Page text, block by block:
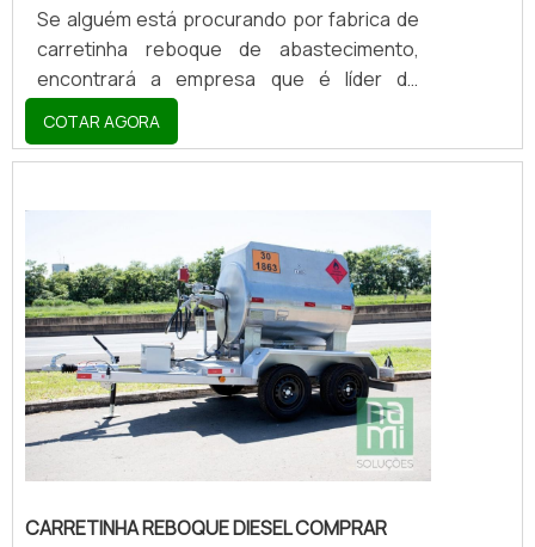
Se alguém está procurando por fabrica de
carretinha reboque de abastecimento,
encontrará a empresa que é líder do
mercado. Elaborando uma cotação na
vitrine que se chama Soluções Industriais e
descobrindo a melhor referência em
DE ABASTECIMENTOQuem quer encontrar
fabrica de carretinha reboque de
abastecimento inovadora, acha a Nami
Solucoes. É possível encontrar carr...
COTAR AGORA
CARRETINHA REBOQUE DIESEL COMPRAR